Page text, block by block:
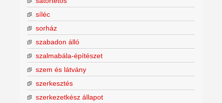
síléc
sorház
szabadon álló
szalmabála-építészet
szem és látvány
szerkesztés
szerkezetkész állapot